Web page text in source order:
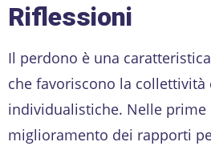
Riflessioni
Il perdono è una
che favoriscono la collettività
individualistiche. Nelle
miglioramento dei rapporti